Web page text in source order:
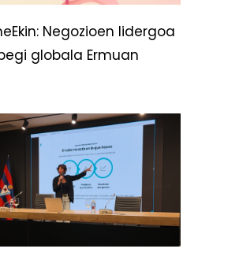
Negozioen lidergoa
globala Ermuan